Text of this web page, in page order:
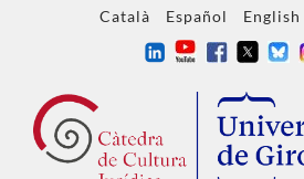
Català Español English